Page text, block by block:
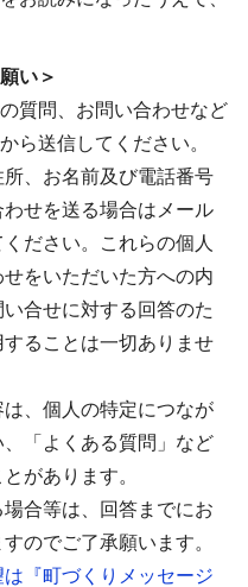
い＞
質問、お問い合わせなど
ら送信してください。
、お名前及び電話番号
わせを送る場合はメール
ださい。これらの個人
をいただいた方への内
合せに対する回答のた
ることは一切ありませ
、個人の特定につなが
「よくある質問」など
があります。
合等は、回答までにお
のでご了承願います。
『町づくりメッセージ